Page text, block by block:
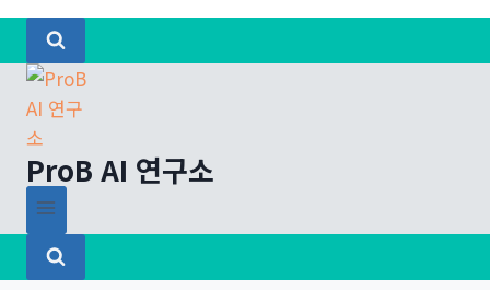
ProB AI 연구소